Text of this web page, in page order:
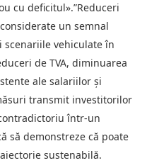
cu deficitul».”Reduceri
un semnal
vehiculate în
de TVA, diminuarea
ale salariilor și
transmit investitorilor
într-un
să demonstreze că poate
sustenabilă.